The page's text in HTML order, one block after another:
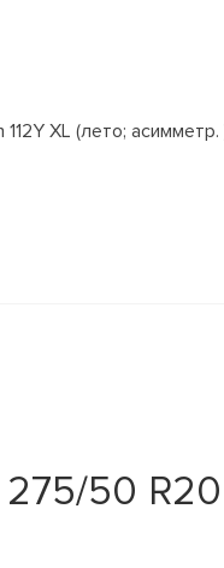
XL (лето; асимметр.
50 R20